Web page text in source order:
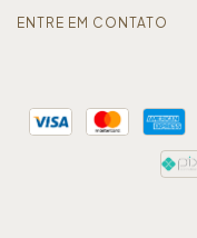
ENTRE EM CONTATO